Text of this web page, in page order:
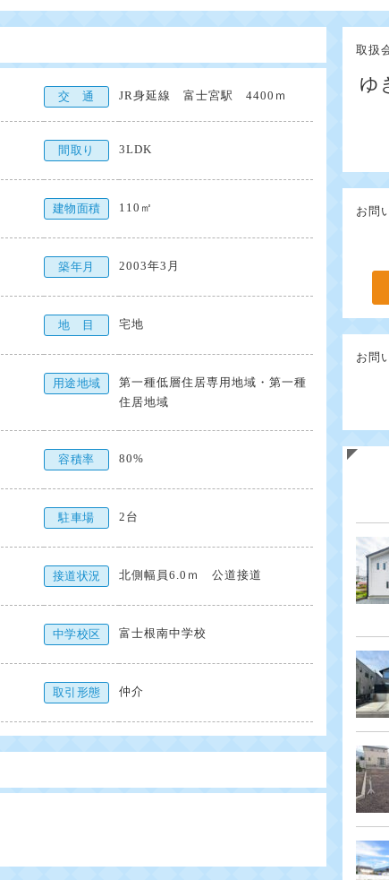
交 通 JR身延線 富士宮駅 4400ｍ
間取り 3LDK
建物面積 110㎡
築年月 2003年3月
地 目 宅地
用途地域
第一種低層住居専用地域・第一種
住居地域
容積率 80%
駐車場 2台
接道状況 北側幅員6.0ｍ 公道接道
中学校区 富士根南中学校
取引形態 仲介
取扱
ゆ
お問
お問